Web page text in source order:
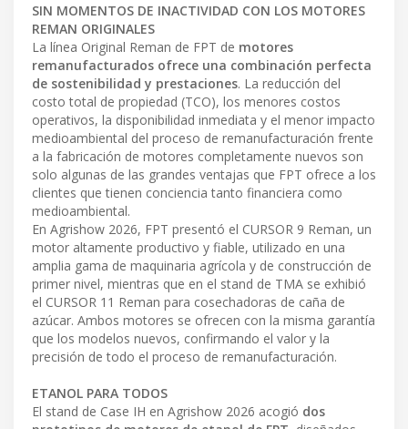
SIN MOMENTOS DE INACTIVIDAD CON LOS MOTORES
REMAN ORIGINALES
La línea Original Reman de FPT de motores
remanufacturados ofrece una combinación perfecta
de sostenibilidad y prestaciones. La reducción del
costo total de propiedad (TCO), los menores costos
operativos, la disponibilidad inmediata y el menor impacto
medioambiental del proceso de remanufacturación frente
a la fabricación de motores completamente nuevos son
solo algunas de las grandes ventajas que FPT ofrece a los
clientes que tienen conciencia tanto financiera como
medioambiental.
En Agrishow 2026, FPT presentó el CURSOR 9 Reman, un
motor altamente productivo y fiable, utilizado en una
amplia gama de maquinaria agrícola y de construcción de
primer nivel, mientras que en el stand de TMA se exhibió
el CURSOR 11 Reman para cosechadoras de caña de
azúcar. Ambos motores se ofrecen con la misma garantía
que los modelos nuevos, confirmando el valor y la
precisión de todo el proceso de remanufacturación.
ETANOL PARA TODOS
El stand de Case IH en Agrishow 2026 acogió dos